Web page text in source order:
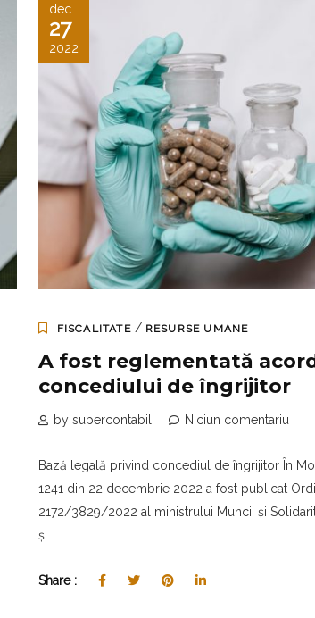
dec.
27
2022
FISCALITATE/ RESURSE UMANE
A fost reglementată
concediului de îngrijitor
by supercontabil Niciun comentariu
Bază legală privind concediul de îngrijitor În
1241 din 22 decembrie 2022 a fost publicat
2172/3829/2022 al ministrului Muncii și
și...
Share :